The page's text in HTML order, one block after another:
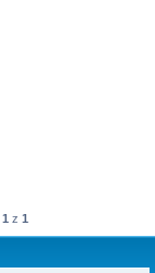
1 z 1